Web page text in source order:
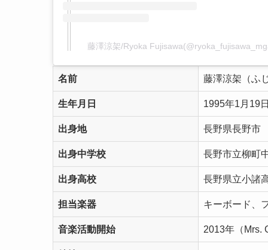
藤澤涼架/Ryoka
名前 藤澤涼架（ふ
生年月日 1995年1月19
出身地 長野県長野市
出身中学校 長野市立柳町
出身高校 長野県立小諸
担当楽器 キーボード、
音楽活動開始 2013年（Mrs.